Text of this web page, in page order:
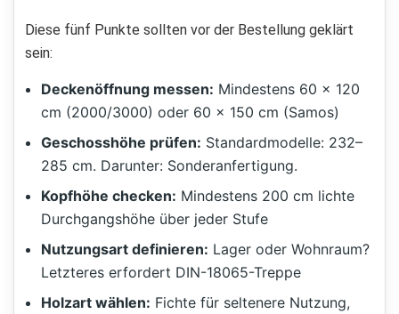
Diese fünf Punkte sollten vor der Bestellung geklärt
sein:
Deckenöffnung messen: Mindestens 60 × 120
cm (2000/3000) oder 60 × 150 cm (Samos)
Geschosshöhe prüfen: Standardmodelle: 232–
285 cm. Darunter: Sonderanfertigung.
Kopfhöhe checken: Mindestens 200 cm lichte
Durchgangshöhe über jeder Stufe
Nutzungsart definieren: Lager oder Wohnraum?
Letzteres erfordert DIN-18065-Treppe
Holzart wählen: Fichte für seltenere Nutzung,